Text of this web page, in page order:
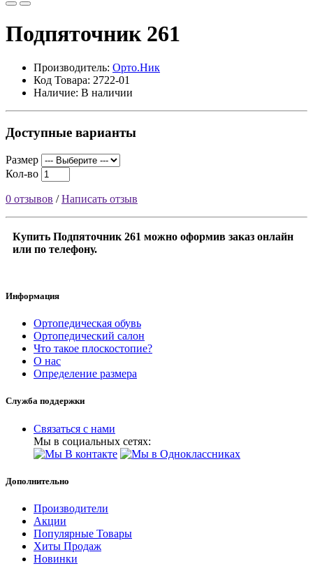
Подпяточник 261
Производитель: Орто.Ник
Код Товара: 2722-01
Наличие: В наличии
Доступные варианты
Размер
Кол-во
0 отзывов /Написать отзыв
Купить Подпяточник 261 можно оформив заказ онлайн
или по телефону.
Информация
Ортопедическая обувь
Ортопедический салон
Что такое плоскостопие?
О нас
Определение размера
Служба поддержки
Связаться с нами
Мы в социальных сетях:
Дополнительно
Производители
Акции
Популярные Товары
Хиты Продаж
Новинки